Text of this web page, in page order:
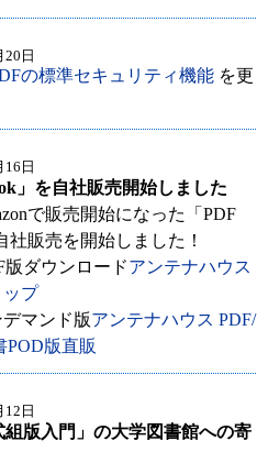
20日
の標準セキュリティ機能 を更
16日
」を自社販売開始しました
で販売開始になった「PDF
社販売を開始しました！
ダウンロードアンテナハウス
プ
マンド版アンテナハウス PDF/
版直販
12日
版入門」の大学図書館への寄